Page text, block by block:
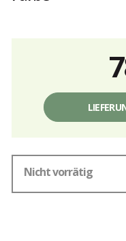
Einzelpreis,
Gebühren
Nicht vorrätig